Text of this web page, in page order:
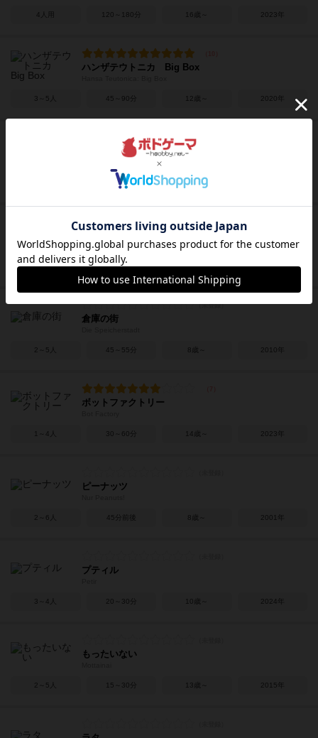
4人用 120～180分 16歳～ 2023年
ハンザテウトニカ Big Box
3～5人 45～90分 12歳～ 2020年
ザ・プラム・アイランド・ホラー
45～180分 －
Sluff Off! / Zing!
3～5人 30分前後 10歳～ 2005年
倉庫の街
2～5人 45～55分 8歳～ 2010年
ボットファクトリー
1～4人 30～60分 14歳～ 2023年
ピーナッツ
2～6人 45分前後 8歳～ 2001年
プティル
3～4人 20～30分 10歳～ 2024年
もったいない
2～5人 15～30分 13歳～ 2015年